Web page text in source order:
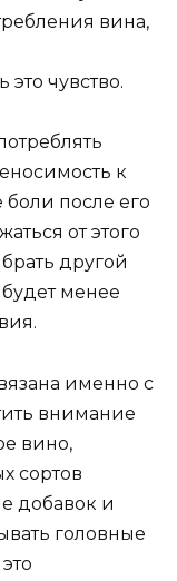
вина,
чувство.
к
после его
от этого
другой
менее
именно с
внимание
вино,
сортов
добавок и
головные